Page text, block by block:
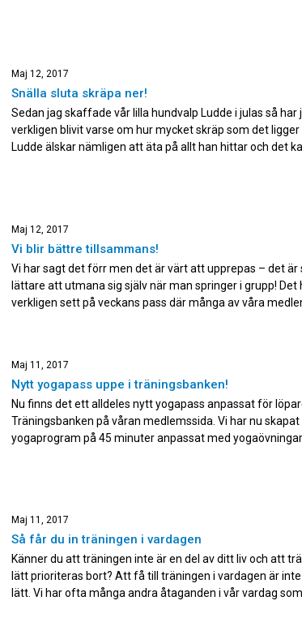
Maj 12, 2017
Snälla sluta skräpa ner!
Sedan jag skaffade vår lilla hundvalp Ludde i julas så har
verkligen blivit varse om hur mycket skräp som det ligger
Ludde älskar nämligen att äta på allt han hittar och det
Maj 12, 2017
Vi blir bättre tillsammans!
Vi har sagt det förr men det är värt att upprepas – det är
lättare att utmana sig själv när man springer i grupp! Det
verkligen sett på veckans pass där många av våra
Maj 11, 2017
Nytt yogapass uppe i träningsbanken!
Nu finns det ett alldeles nytt yogapass anpassat för
Träningsbanken på våran medlemssida. Vi har nu
yogaprogram på 45 minuter anpassat med
Maj 11, 2017
Så får du in träningen i vardagen
Känner du att träningen inte är en del av ditt liv och att
lätt prioriteras bort? Att få till träningen i vardagen är
lätt. Vi har ofta många andra åtaganden i vår vardag